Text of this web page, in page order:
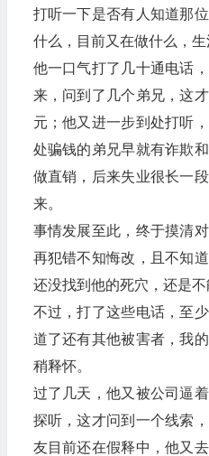
打听一下是否有人知道那
什么，目前又在做什么，生
他一口气打了几十通电话
来，问到了几个弟兄，这
元；他又进一步到处打听
处骗钱的弟兄早就有诈欺
做直销，后来失业很长一
来。
事情发展至此，终于摸清
再犯错不知悔改，且不知
还没找到他的死穴，还是不
不过，打了这些电话，至
道了还有其他被害者，我
稍释怀。
过了几天，他又被公司逼
探听，这才问到一个线索
友目前还在假释中，他又